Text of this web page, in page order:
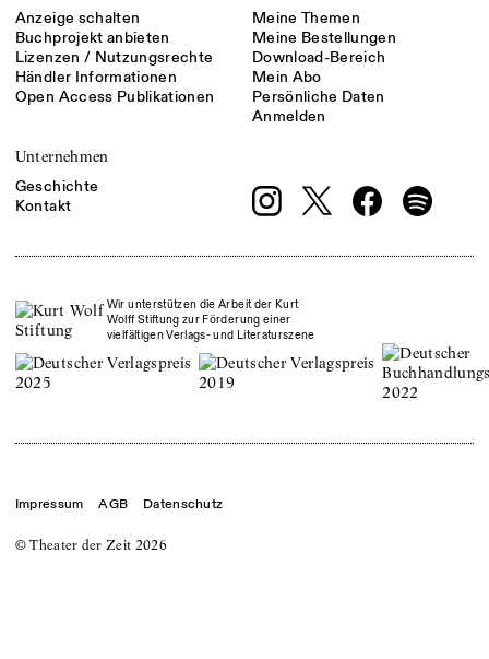
Anzeige schalten
Buchprojekt anbieten
Lizenzen / Nutzungsrechte
Händler Informationen
Open Access Publikationen
Meine Themen
Meine Bestellungen
Download-Bereich
Mein Abo
Persönliche Daten
Anmelden
Unternehmen
Geschichte
Kontakt
Wir unterstützen die Arbeit der Kurt
Wolff Stiftung zur Förderung einer
vielfältigen Verlags- und Literaturszene
© Theater der Zeit 2026
Impressum AGB Datenschutz